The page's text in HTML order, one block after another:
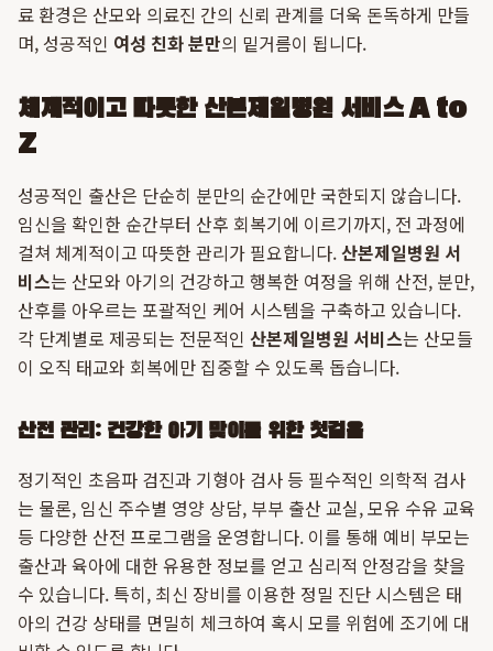
료 환경은 산모와 의료진 간의 신뢰 관계를 더욱 돈독하게 만들
며, 성공적인 여성 친화 분만의 밑거름이 됩니다.
체계적이고 따뜻한 산본제일병원 서비스 A to
Z
성공적인 출산은 단순히 분만의 순간에만 국한되지 않습니다.
임신을 확인한 순간부터 산후 회복기에 이르기까지, 전 과정에
걸쳐 체계적이고 따뜻한 관리가 필요합니다.산본제일병원 서
비스는 산모와 아기의 건강하고 행복한 여정을 위해 산전, 분만,
산후를 아우르는 포괄적인 케어 시스템을 구축하고 있습니다.
각 단계별로 제공되는 전문적인 산본제일병원 서비스는 산모들
이 오직 태교와 회복에만 집중할 수 있도록 돕습니다.
산전 관리: 건강한 아기 맞이를 위한 첫걸음
정기적인 초음파 검진과 기형아 검사 등 필수적인 의학적 검사
는 물론, 임신 주수별 영양 상담, 부부 출산 교실, 모유 수유 교육
등 다양한 산전 프로그램을 운영합니다. 이를 통해 예비 부모는
출산과 육아에 대한 유용한 정보를 얻고 심리적 안정감을 찾을
수 있습니다. 특히, 최신 장비를 이용한 정밀 진단 시스템은 태
아의 건강 상태를 면밀히 체크하여 혹시 모를 위험에 조기에 대